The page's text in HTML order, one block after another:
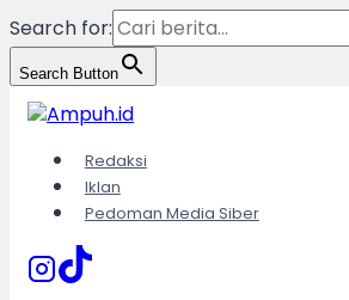
Search for:
Search Button
Skip
to
content
Redaksi
Iklan
Pedoman Media Siber